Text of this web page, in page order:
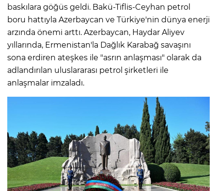
baskılara göğüs geldi. Bakü-Tiflis-Ceyhan petrol
boru hattıyla Azerbaycan ve Türkiye'nin dünya enerji
arzında önemi arttı. Azerbaycan, Haydar Aliyev
yıllarında, Ermenistan'la Dağlık Karabağ savaşını
sona erdiren ateşkes ile "asrın anlaşması" olarak da
adlandırılan uluslararası petrol şirketleri ile
anlaşmalar imzaladı.